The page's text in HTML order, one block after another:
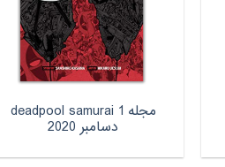
مجله 1 deadpool samurai
دسامبر 2020